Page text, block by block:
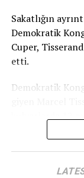
Sakatlığın
Demokratik
Cuper,
etti.
Demokratik